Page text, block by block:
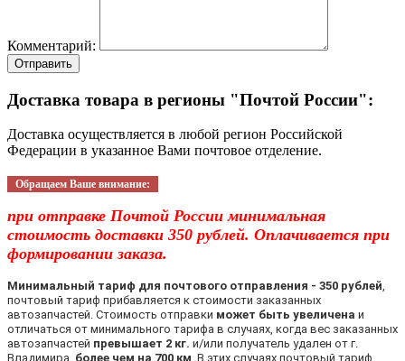
Комментарий:
Отправить
Доставка товара в регионы "Почтой России":
Доставка осуществляется в любой регион Российской
Федерации в указанное Вами почтовое отделение.
Обращаем Ваше внимание:
при отправке Почтой России минимальная
стоимость доставки 350 рублей. Оплачивается при
формировании заказа.
Минимальный тариф для почтового отправления - 350 рублей,
почтовый тариф прибавляется к стоимости заказанных
автозапчастей. Стоимость отправки может быть увеличена и
отличаться от минимального тарифа в случаях, когда вес заказанных
автозапчастей превышает 2 кг. и/или получатель удален от г.
Владимира более чем на 700 км. В этих случаях почтовый тариф